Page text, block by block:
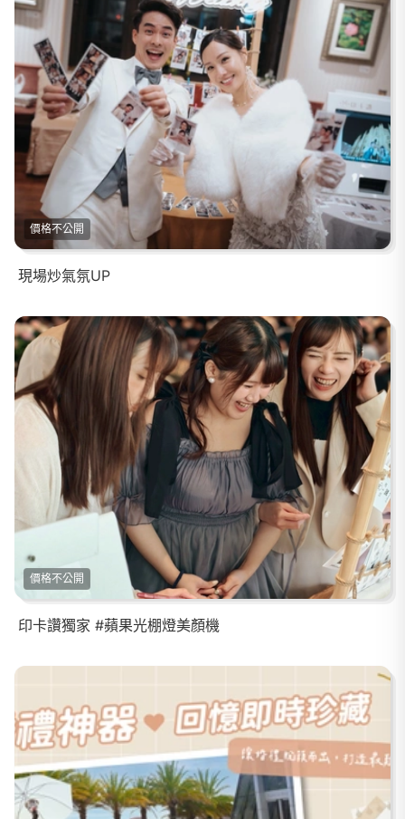
價格不公開
現場炒氣氛UP
價格不公開
印卡讚獨家 #蘋果光棚燈美顏機